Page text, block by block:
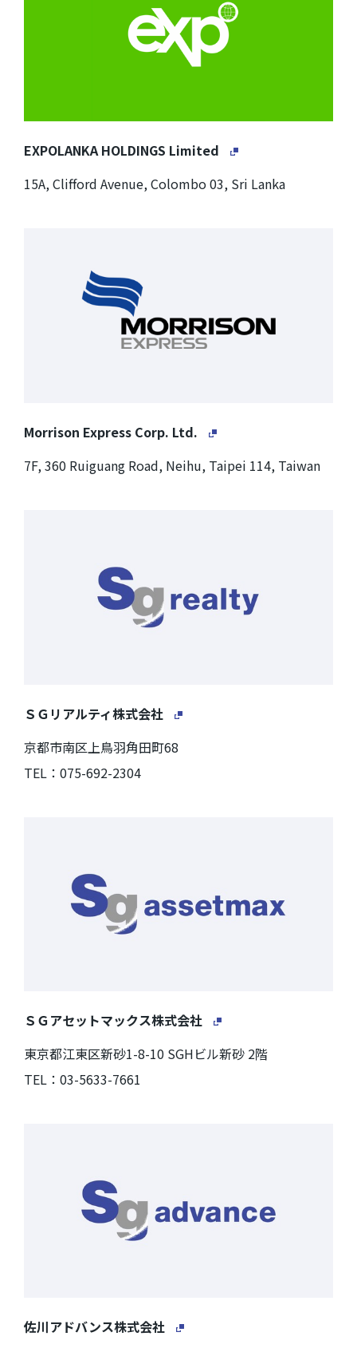
EXPOLANKA HOLDINGS Limited
15A, Clifford Avenue, Colombo 03, Sri Lanka
Morrison Express Corp. Ltd.
7F, 360 Ruiguang Road, Neihu, Taipei 114, Taiwan
ＳＧリアルティ株式会社
京都市南区上鳥羽角田町68
TEL：075-692-2304
ＳＧアセットマックス株式会社
東京都江東区新砂1-8-10 SGHビル新砂 2階
TEL：03-5633-7661
佐川アドバンス株式会社